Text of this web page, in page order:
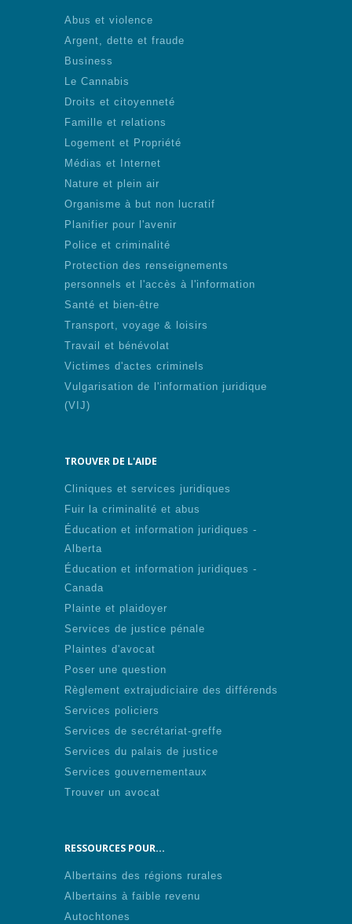
Abus et violence
Argent, dette et fraude
Business
Le Cannabis
Droits et citoyenneté
Famille et relations
Logement et Propriété
Médias et Internet
Nature et plein air
Organisme à but non lucratif
Planifier pour l'avenir
Police et criminalité
Protection des renseignements
personnels et l'accès à l'information
Santé et bien-être
Transport, voyage & loisirs
Travail et bénévolat
Victimes d'actes criminels
Vulgarisation de l'information juridique
(VIJ)
TROUVER DE L'AIDE
Cliniques et services juridiques
Fuir la criminalité et abus
Éducation et information juridiques -
Alberta
Éducation et information juridiques -
Canada
Plainte et plaidoyer
Services de justice pénale
Plaintes d'avocat
Poser une question
Règlement extrajudiciaire des différends
Services policiers
Services de secrétariat-greffe
Services du palais de justice
Services gouvernementaux
Trouver un avocat
RESSOURCES POUR...
Albertains des régions rurales
Albertains à faible revenu
Autochtones